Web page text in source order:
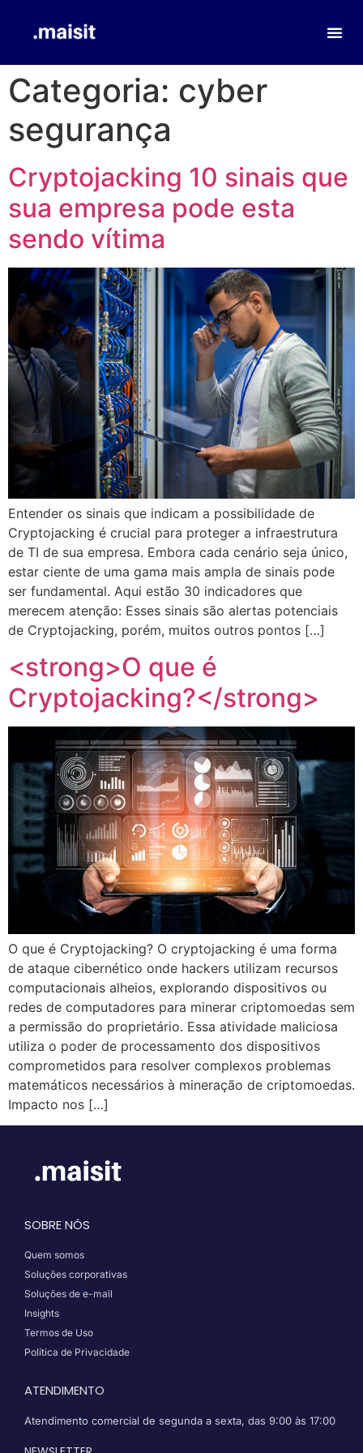
Categoria: cyber
segurança
Cryptojacking 10 sinais que
sua empresa pode esta
sendo vítima
Entender os sinais que indicam a possibilidade de
Cryptojacking é crucial para proteger a infraestrutura
de TI de sua empresa. Embora cada cenário seja único,
estar ciente de uma gama mais ampla de sinais pode
ser fundamental. Aqui estão 30 indicadores que
merecem atenção: Esses sinais são alertas potenciais
de Cryptojacking, porém, muitos outros pontos […]
<strong>O que é
Cryptojacking?</strong>
O que é Cryptojacking? O cryptojacking é uma forma
de ataque cibernético onde hackers utilizam recursos
computacionais alheios, explorando dispositivos ou
redes de computadores para minerar criptomoedas sem
a permissão do proprietário. Essa atividade maliciosa
utiliza o poder de processamento dos dispositivos
comprometidos para resolver complexos problemas
matemáticos necessários à mineração de criptomoedas.
Impacto nos […]
SOBRE NÓS
Quem somos
Soluções corporativas
Soluções de e-mail
Insights
Termos de Uso
Política de Privacidade
ATENDIMENTO
Atendimento comercial de segunda a sexta, das 9:00 às 17:00